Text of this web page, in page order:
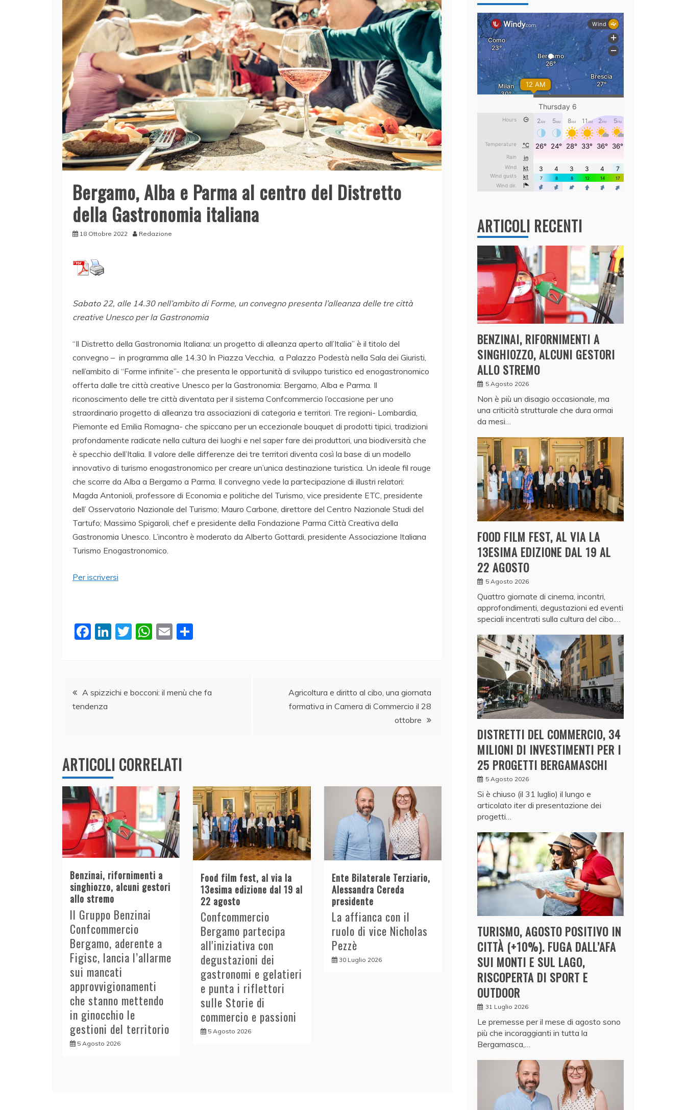
Bergamo, Alba e Parma al centro del Distretto
della Gastronomia italiana
18 Ottobre 2022 Redazione
Sabato 22, alle 14.30 nell’ambito di Forme, un convegno presenta l’alleanza delle tre città
creative Unesco per la Gastronomia
“Il Distretto della Gastronomia Italiana: un progetto di alleanza aperto all’Italia” è il titolo del
convegno – in programma alle 14.30 In Piazza Vecchia, a Palazzo Podestà nella Sala dei Giuristi,
nell’ambito di “Forme infinite”- che presenta le opportunità di sviluppo turistico ed enogastronomico
offerta dalle tre città creative Unesco per la Gastronomia: Bergamo, Alba e Parma. Il
riconoscimento delle tre città diventata per il sistema Confcommercio l’occasione per uno
straordinario progetto di alleanza tra associazioni di categoria e territori. Tre regioni- Lombardia,
Piemonte ed Emilia Romagna- che spiccano per un eccezionale bouquet di prodotti tipici, tradizioni
profondamente radicate nella cultura dei luoghi e nel saper fare dei produttori, una biodiversità che
è specchio dell’Italia. Il valore delle differenze dei tre territori diventa così la base di un modello
innovativo di turismo enogastronomico per creare un’unica destinazione turistica. Un ideale fil rouge
che scorre da Alba a Bergamo a Parma. Il convegno vede la partecipazione di illustri relatori:
Magda Antonioli, professore di Economia e politiche del Turismo, vice presidente ETC, presidente
dell’ Osservatorio Nazionale del Turismo; Mauro Carbone, direttore del Centro Nazionale Studi del
Tartufo; Massimo Spigaroli, chef e presidente della Fondazione Parma Città Creativa della
Gastronomia Unesco. L’incontro è moderato da Alberto Gottardi, presidente Associazione Italiana
Turismo Enogastronomico.
Per iscriversi
F
b
o
Li
dI
T
W
A
E
vi
Navigazione
articoli
A spizzichi e bocconi: il menù che fa
tendenza
Agricoltura e diritto al cibo, una giornata
formativa in Camera di Commercio il 28
ottobre
ARTICOLI CORRELATI
Benzinai, rifornimenti a
singhiozzo, alcuni gestori
allo stremo
Il Gruppo Benzinai
Confcommercio
Bergamo, aderente a
Figisc, lancia l’allarme
sui mancati
approvvigionamenti
che stanno mettendo
in ginocchio le
gestioni del territorio
5 Agosto 2026
Food film fest, al via la
13esima edizione dal 19 al
22 agosto
Confcommercio
Bergamo partecipa
all'iniziativa con
degustazioni dei
gastronomi e gelatieri
e punta i riflettori
sulle Storie di
commercio e passioni
5 Agosto 2026
Ente Bilaterale Terziario,
Alessandra Cereda
presidente
La affianca con il
ruolo di vice Nicholas
Pezzè
30 Luglio 2026
ARTICOLI RECENTI
BENZINAI, RIFORNIMENTI A
SINGHIOZZO, ALCUNI GESTORI
ALLO STREMO
5 Agosto 2026
Non è più un disagio occasionale, ma
una criticità strutturale che dura ormai
da mesi…
FOOD FILM FEST, AL VIA LA
13ESIMA EDIZIONE DAL 19 AL
22 AGOSTO
5 Agosto 2026
Quattro giornate di cinema, incontri,
approfondimenti, degustazioni ed eventi
speciali incentrati sulla cultura del cibo.…
DISTRETTI DEL COMMERCIO, 34
MILIONI DI INVESTIMENTI PER I
25 PROGETTI BERGAMASCHI
5 Agosto 2026
Si è chiuso (il 31 luglio) il lungo e
articolato iter di presentazione dei
progetti…
TURISMO, AGOSTO POSITIVO IN
CITTÀ (+10%). FUGA DALL’AFA
SUI MONTI E SUL LAGO,
RISCOPERTA DI SPORT E
OUTDOOR
31 Luglio 2026
Le premesse per il mese di agosto sono
più che incoraggianti in tutta la
Bergamasca,…